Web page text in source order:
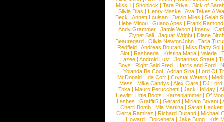
MissLi | Shonlock | Tara Priya | Sick of
Silvia Dias |Henry Maske |Ava Takes A
Beck |Annett Louisan |Devin Miles |Selah
Liebe Minou |Guano Apes |Frank Ramond
Andy Grammer |Jamie Woon | Imany |
Ziynet Sali |Jaguar Wright |Diane
Beauregard |Olivia NewtonJohn |Tarja
Redfield | Andreas Bourani | Miss Baby Sol
Slot | Rasheeda | Kristina Maria | Valerie |
Lazee | Android Lust | Johannes Strate |
Boys | Right Said Fred | Harris and Ford |
Yolanda Be Cool |Adrian Sina |Lord Of
McDonald | Ida Corr |Crystal Waters |
Mess | Mike Candys | Alex Clare | DJ Lord
Toka | Mauro Perucchetti | Jack Holiday |
Hewitt |Little Boots |Katzenjammer |Of
Lashes |Graffiti6 |Gerard |Miriam Bryant |
Cherri Bomb | Mia Martina | Sarah Hackett
Cierra Ramirez | Richard Durand | Michael
Howard |Dolcenera |Jake Bugg |Kris